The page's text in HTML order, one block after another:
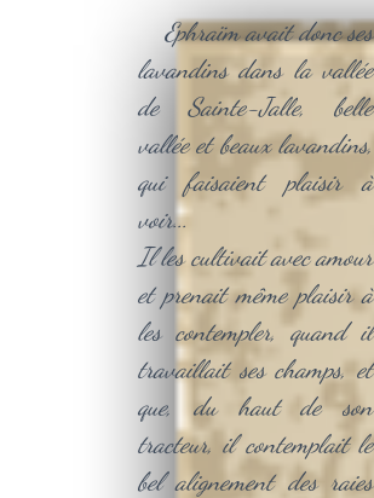
Ephraïm avait donc ses
lavandins dans la vallée
de Sainte-Jalle, belle
vallée et beaux lavandins,
qui faisaient plaisir à
voir...
Il les cultivait avec amour
et prenait même plaisir à
les contempler, quand il
travaillait ses champs, et
que, du haut de son
tracteur, il contemplait le
bel alignement des raies